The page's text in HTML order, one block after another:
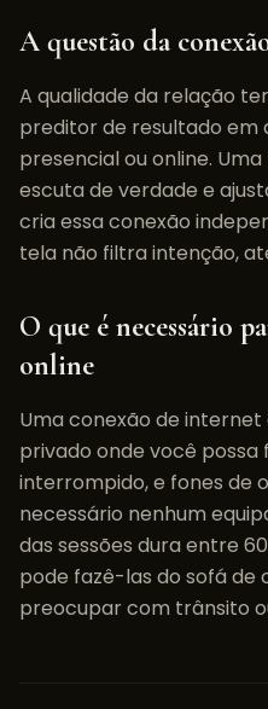
A questão da
A qualidade da relação
preditor de resultado em
presencial ou online.
escuta de verdade e
cria essa conexão
tela não filtra intenção,
O que é necessário
online
Uma conexão de
privado onde você possa
interrompido, e fones de
necessário nenhum
das sessões dura entre
pode fazê-las do sofá de
preocupar com trânsito